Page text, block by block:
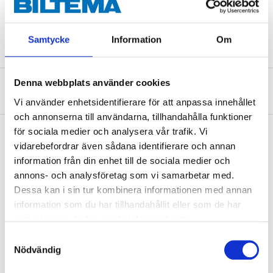
Samtycke Information Om
Denna webbplats använder cookies
Vi använder enhetsidentifierare för att anpassa innehållet
och annonserna till användarna, tillhandahålla funktioner
för sociala medier och analysera vår trafik. Vi
vidarebefordrar även sådana identifierare och annan
information från din enhet till de sociala medier och
annons- och analysföretag som vi samarbetar med.
Dessa kan i sin tur kombinera informationen med annan
information som du har tillhandahållit eller som de har
Nödvändig
Tjocklek
5,3 mm
Om tillverkaren
Köp & Hämta
Köp & Hämta i ditt varuhus inom 2 timmar! För mer information om
tjänsten och våra villkor.
LÄS MER
Andra kunder köpte också